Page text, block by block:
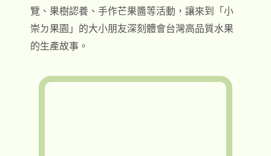
覽、果樹認養、手作芒果醬等活動，讓來到「小
崇ㄉ果園」的大小朋友深刻體會台灣高品質水果
的生產故事。